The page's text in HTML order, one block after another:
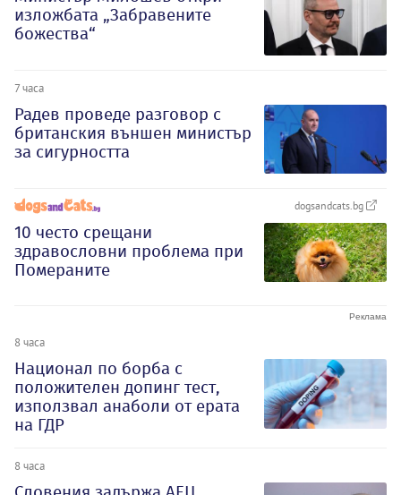
изложбата „Забравените
божества“
7 часа
Радев проведе разговор с
британския външен министър
за сигурността
dogsandcats.bg
10 често срещани
здравословни проблема при
Помераните
8 часа
Национал по борба с
положителен допинг тест,
използвал анаболи от ерата
на ГДР
8 часа